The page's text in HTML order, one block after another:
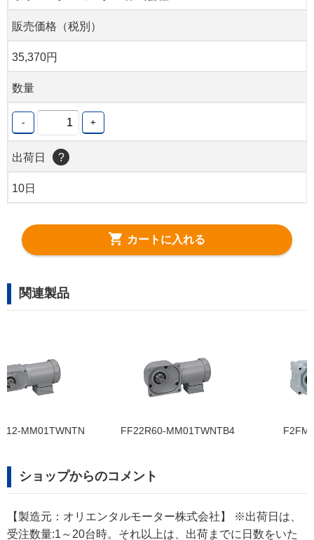
販売価格（税別）
35,370円
数量
- +
出荷日 ?
10日
カートに入れる
関連製品
FF22R60-MM01TWNTB4 F2FM-15T-10-S40T
ショップからのコメント
【製造元：オリエンタルモーター株式会社】 ※出荷日は、
受注数量:1～20台時。それ以上は、出荷までに日数をいた